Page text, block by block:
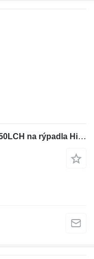
Hydraulický joystick Hitachi ZX650LCH na rýpadla Hitachi ZX650LCH